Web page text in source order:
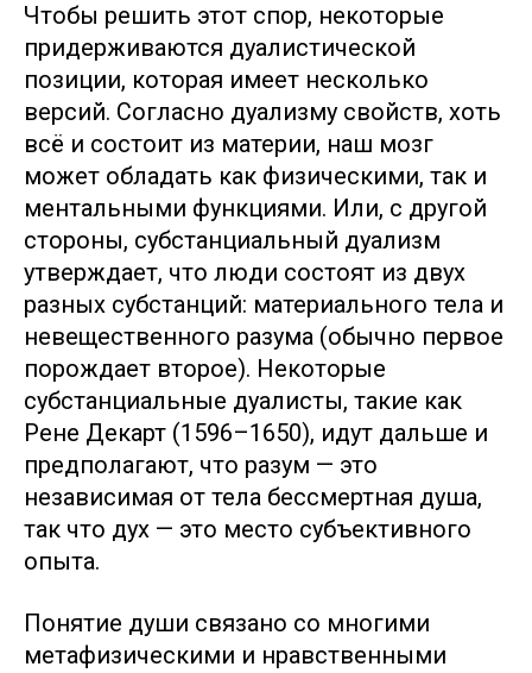
Чтобы решить этот спор, некоторые
придерживаются дуалистической
позиции, которая имеет несколько
версий. Согласно дуализму свойств, хоть
всё и состоит из материи, наш мозг
может обладать как физическими, так и
ментальными функциями. Или, с другой
стороны, субстанциальный дуализм
утверждает, что люди состоят из двух
разных субстанций: материального тела и
невещественного разума (обычно первое
порождает второе). Некоторые
субстанциальные дуалисты, такие как
Рене Декарт (1596–1650), идут дальше и
предполагают, что разум — это
независимая от тела бессмертная душа,
так что дух — это место субъективного
опыта.
Понятие души связано со многими
метафизическими и нравственными